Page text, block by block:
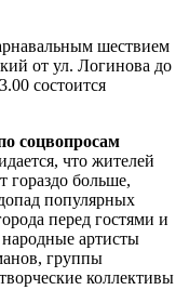
шествием
от ул. Логинова до
состоится
соцвопросам
что жителей
гораздо больше,
популярных
перед гостями и
артисты
группы
коллективы